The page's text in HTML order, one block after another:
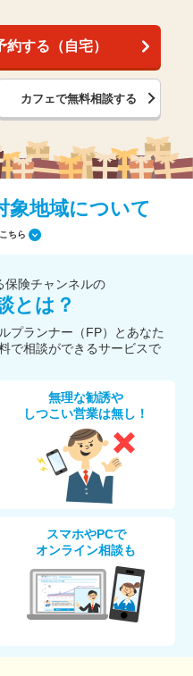
する（自宅）
カフェで無料相談する
象地域について
ちら
保険チャンネルの
とは？
プランナー（FP）とあなた
で相談ができるサービスで
無理な勧誘や
しつこい営業は無し！
スマホやPCで
オンライン相談も